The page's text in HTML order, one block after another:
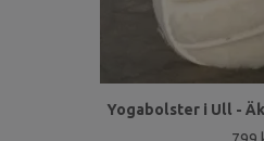
Yogabolster i Ull -